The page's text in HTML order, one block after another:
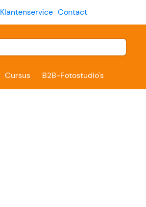
Klantenservice Contact
Cursus B2B-Fotostudio's